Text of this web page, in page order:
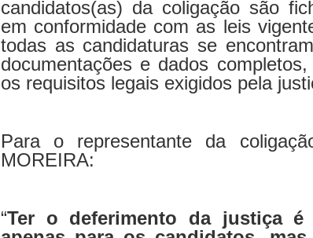
candidatos(as) da coligação são
em conformidade com as leis
todas as candidaturas se
documentações e dados
os requisitos legais exigidos pela
Para o representante da
MOREIRA:
“Ter o deferimento da justiça é